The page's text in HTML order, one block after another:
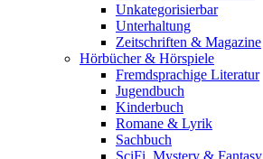
Unkategorisierbar
Unterhaltung
Zeitschriften & Magazine
Hörbücher & Hörspiele
Fremdsprachige Literatur
Jugendbuch
Kinderbuch
Romane & Lyrik
Sachbuch
SciFi, Mystery & Fantasy